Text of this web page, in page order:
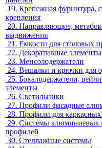
19. Крепежная фурнитура,
крепления
20. Направляющие,
выдвижения
21. Емкости для столовых
22. Декоративные элементы
23. Менсолодержатели
24. Вешалки и крючки для
25. Бокалодержатели,
элементы
26. Светильники
27. Профили фасадные
28. Профили для каркасных
29. Системы алюминиевых
профилей
30. Стеллажные системы